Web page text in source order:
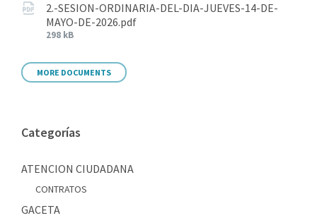
2.-SESION-ORDINARIA-DEL-DIA-JUEVES-14-DE-
MAYO-DE-2026.pdf
298 kB
MORE DOCUMENTS
Categorías
ATENCION CIUDADANA
CONTRATOS
GACETA